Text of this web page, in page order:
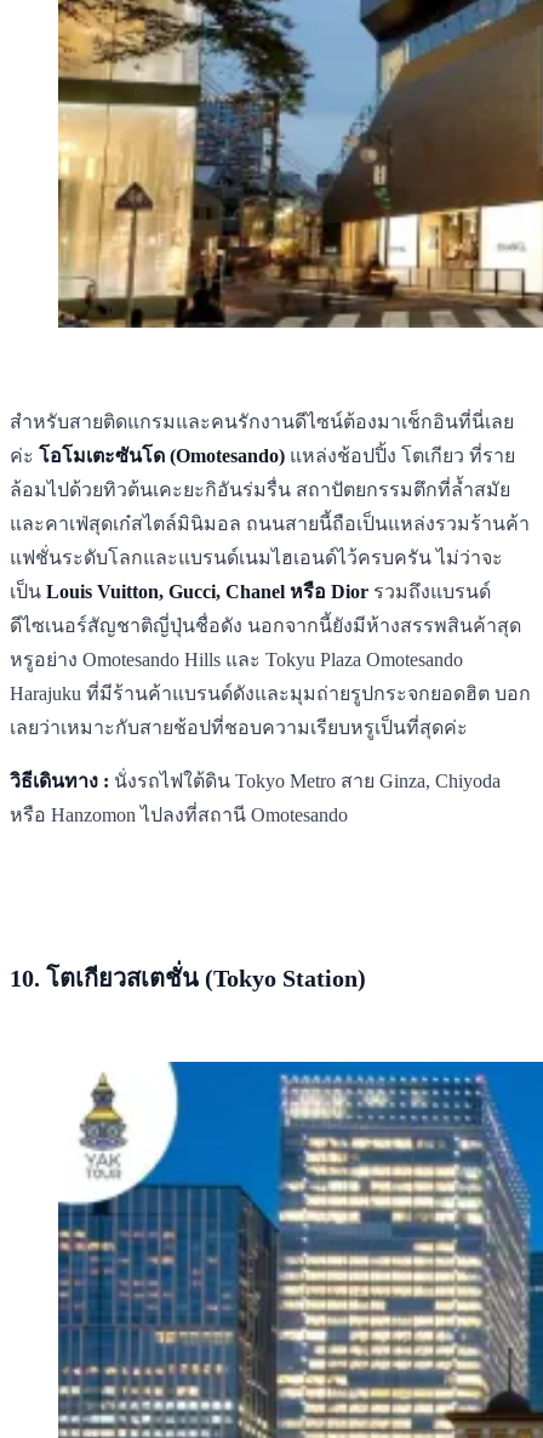
สำหรับสายติดแกรมและคนรักงานดีไซน์ต้องมาเช็กอินที่นี่เลย
ค่ะ โอโมเตะซันโด (Omotesando) แหล่งช้อปปิ้ง โตเกียว ที่ราย
ล้อมไปด้วยทิวต้นเคะยะกิอันร่มรื่น สถาปัตยกรรมตึกที่ล้ำสมัย
และคาเฟ่สุดเก๋สไตล์มินิมอล ถนนสายนี้ถือเป็นแหล่งรวมร้านค้า
แฟชั่นระดับโลกและแบรนด์เนมไฮเอนด์ไว้ครบครัน ไม่ว่าจะ
เป็น Louis Vuitton, Gucci, Chanel หรือ Dior รวมถึงแบรนด์
ดีไซเนอร์สัญชาติญี่ปุ่นชื่อดัง นอกจากนี้ยังมีห้างสรรพสินค้าสุด
หรูอย่าง Omotesando Hills และ Tokyu Plaza Omotesando
Harajuku ที่มีร้านค้าแบรนด์ดังและมุมถ่ายรูปกระจกยอดฮิต บอก
เลยว่าเหมาะกับสายช้อปที่ชอบความเรียบหรูเป็นที่สุดค่ะ
วิธีเดินทาง : นั่งรถไฟใต้ดิน Tokyo Metro สาย Ginza, Chiyoda
หรือ Hanzomon ไปลงที่สถานี Omotesando
10. โตเกียวสเตชั่น (Tokyo Station)